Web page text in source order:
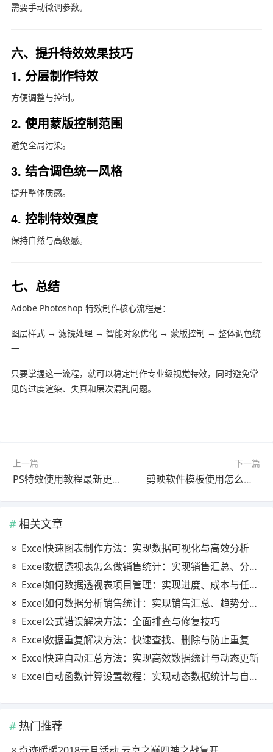
需要手动微调参数。
六、提升特效效果技巧
1. 分层制作特效
方便调整与控制。
2. 使用蒙版控制范围
避免全局污染。
3. 结合调色统一风格
提升整体质感。
4. 控制特效强度
保持自然与高级感。
七、总结
Adobe Photoshop 特效制作核心流程是：
图层样式 → 滤镜处理 → 智能对象优化 → 蒙版控制 → 整体调色统
一
只要掌握这一流程，就可以稳定制作专业级视觉特效，同时避免常
见的过度渲染、失真和层次混乱问题。
上一篇
PS特效使用教程最新更新版最新方法
下一篇
剪映软件模板使用怎么做？2025最新版进阶教程（避坑指南）
相关文章
Excel快速图表制作方法：实现数据可视化与高效分析
Excel数据透视表怎么做销售统计：实现销售汇总、分析与动态监控
Excel如何数据透视表项目管理：实现进度、成本与任务的高效分析
Excel如何数据分析销售统计：实现销售汇总、趋势分析与业绩优化
Excel公式错误解决方法：全面排查与修复技巧
Excel数据重复解决方法：快速查找、删除与防止重复
Excel快速自动汇总方法：实现高效数据统计与动态更新
Excel自动函数计算设置教程：实现动态数据统计与自动更新
热门推荐